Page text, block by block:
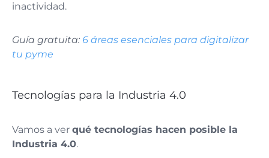
inactividad.
Guía gratuita: 6 áreas esenciales para digitalizar
tu pyme
Tecnologías para la Industria 4.0
Vamos a ver qué tecnologías hacen posible la
Industria 4.0.